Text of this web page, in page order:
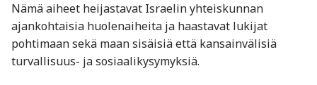
Nämä aiheet heijastavat Israelin yhteiskunnan
ajankohtaisia huolenaiheita ja haastavat lukijat
pohtimaan sekä maan sisäisiä että kansainvälisiä
turvallisuus- ja sosiaalikysymyksiä.